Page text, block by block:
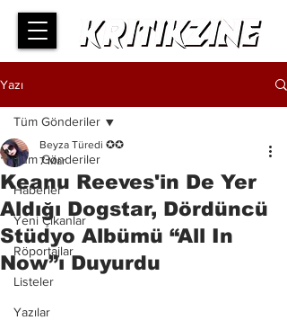
Yazı
Tüm Gönderiler
Haberler
Yeni Çıkanlar
Röportajlar
Listeler
Yazılar
Tüm Gönderiler
Keanu Reeves'in De Yer
Aldığı Dogstar, Dördüncü
Stüdyo Albümü “All In
Now”ı Duyurdu
Beyza Türedi ✪✪
7 Mar